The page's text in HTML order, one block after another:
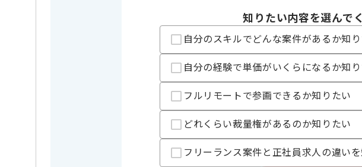
今回はフィットネス業界向け問い合わせ対応案件に携わっていただきます。
カスタマーサポート経験を活かしたい方にお勧めです。
基本的には常駐での作業を見込んでおります。
知りたい内容を選んで
自分のスキルでどんな案件があるか知
自分の経験で単価がいくらになるか知
フルリモートで参画できるか知りたい
どれくらい裁量権があるのか知りたい
フリーランス案件と正社員求人の違い